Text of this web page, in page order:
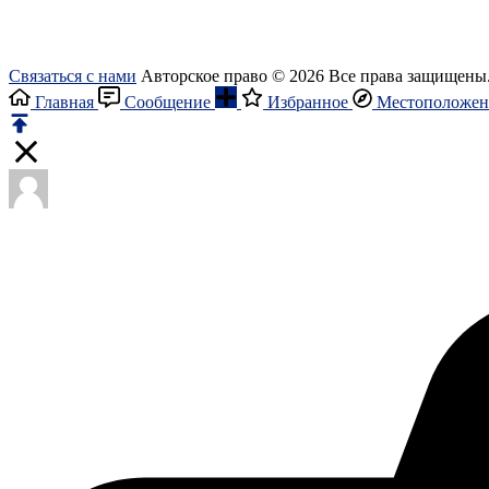
Связаться с нами Авторское право © 2026 Все права
Главная
Сообщение Избранное